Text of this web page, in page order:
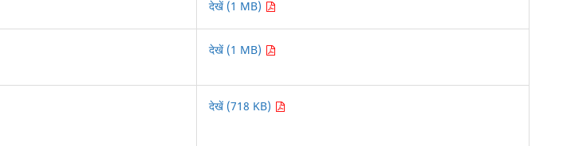
देखें (1 MB)
देखें (1 MB)
देखें (718 KB)